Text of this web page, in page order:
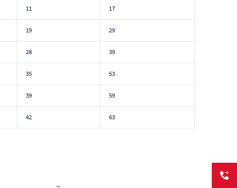
11 17
19 29
28 39
35 53
39 59
42 63